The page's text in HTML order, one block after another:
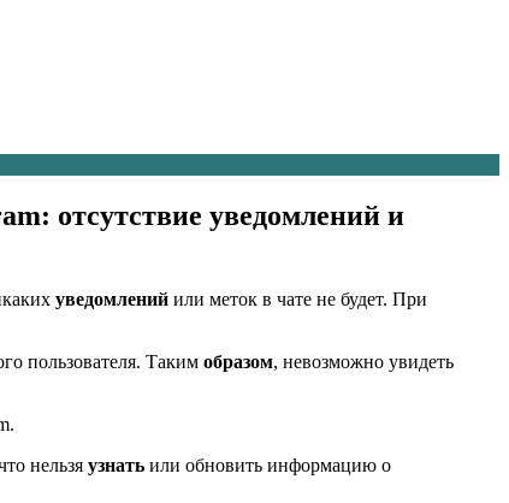
отсутствие уведомлений и
уведомлений или меток в чате не будет. При
пользователя. Таким образом, невозможно увидеть
нельзя узнать или обновить информацию о